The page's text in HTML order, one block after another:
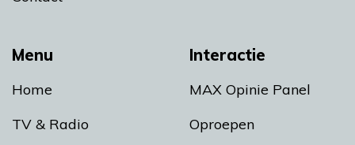
Menu
Home
TV & Radio
Interactie
MAX Opinie Panel
Oproepen